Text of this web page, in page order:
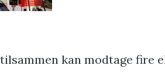
kan modtage fire